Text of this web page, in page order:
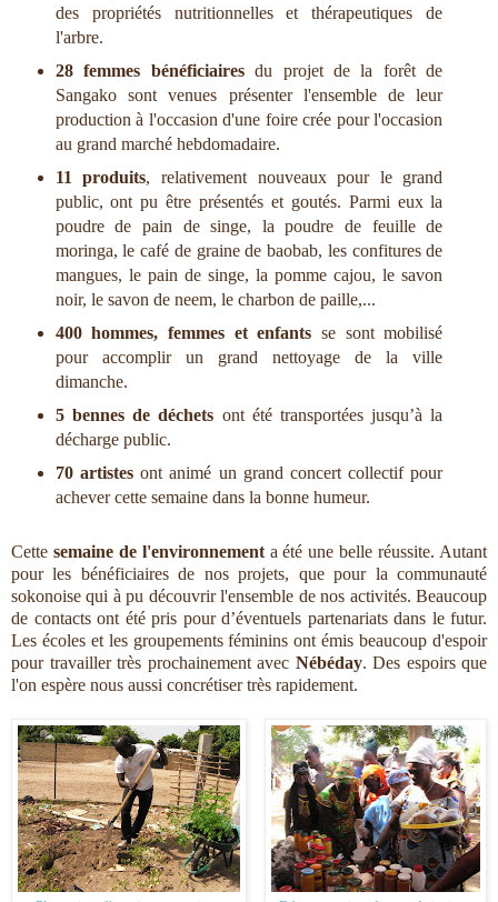
des propriétés nutritionnelles et thérapeutiques de
l'arbre.
28 femmes bénéficiairesdu projet de la forêt de
Sangako sont venues présenter l'ensemble de leur
production à l'occasion d'une foire crée pour l'occasion
au grand marché hebdomadaire.
11 produits, relativement nouveaux pour le grand
public, ont pu être présentés et goutés. Parmi eux la
poudre de pain de singe, la poudre de feuille de
moringa, le café de graine de baobab, les confitures de
mangues, le pain de singe, la pomme cajou, le savon
noir, le savon de neem, le charbon de paille,...
400 hommes, femmes et enfants se sont mobilisé
pour accomplir un grand nettoyage de la ville
dimanche.
5 bennes de déchets ont été transportées jusqu’à la
décharge public.
70 artistesont animé un grand concert collectif pour
achever cette semaine dans la bonne humeur.
Cette semaine de l'environnementa été une belle réussite. Autant
pour les bénéficiaires de nos projets, que pour la communauté
sokonoise qui à pu découvrir l'ensemble de nos activités. Beaucoup
de contacts ont été pris pour d’éventuels partenariats dans le futur.
Les écoles et les groupements féminins ont émis beaucoup d'espoir
pour travailler très prochainement avec Nébéday. Des espoirs que
l'on espère nous aussi concrétiser très rapidement.